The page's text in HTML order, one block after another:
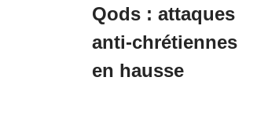
Qods : attaques
anti-chrétiennes
en hausse